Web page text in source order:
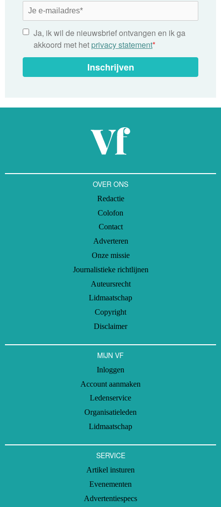
Ja, ik wil de nieuwsbrief ontvangen en ik ga
akkoord met het privacy statement*
Inschrijven
OVER ONS
Redactie
Colofon
Contact
Adverteren
Onze missie
Journalistieke richtlijnen
Auteursrecht
Lidmaatschap
Copyright
Disclaimer
MIJN VF
Inloggen
Account aanmaken
Ledenservice
Organisatieleden
Lidmaatschap
SERVICE
Artikel insturen
Evenementen
Advertentiespecs